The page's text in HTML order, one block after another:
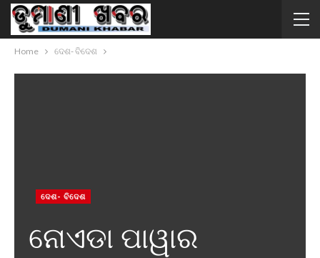
Home ଦେଶ- ବିଦେଶ
ଦେଶ- ବିଦେଶ
ନୋଏଡା ପାୱାର